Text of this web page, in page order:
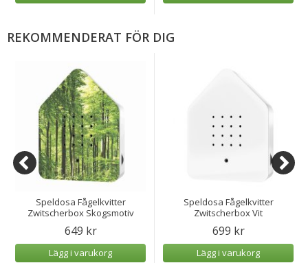
REKOMMENDERAT FÖR DIG
Speldosa Fågelkvitter
Zwitscherbox Skogsmotiv
649 kr
Lägg i varukorg
Speldosa Fågelkvitter
Zwitscherbox Vit
699 kr
Lägg i varukorg